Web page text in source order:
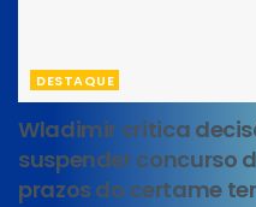
DESTAQUE
Wladimir critica
suspender concurso
prazos do certame